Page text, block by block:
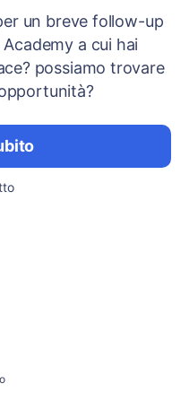
un breve follow-up
Academy a cui hai
possiamo trovare